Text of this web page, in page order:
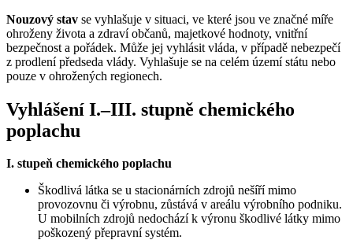
Nouzový stav se vyhlašuje v situaci, ve které jsou ve značné míře
ohroženy života a zdraví občanů, majetkové hodnoty, vnitřní
bezpečnost a pořádek. Může jej vyhlásit vláda, v případě nebezpečí
z prodlení předseda vlády. Vyhlašuje se na celém území státu nebo
pouze v ohrožených regionech.
Vyhlášení I.–III. stupně chemického
poplachu
I. stupeň chemického poplachu
Škodlivá látka se u stacionárních zdrojů nešíří mimo
provozovnu či výrobnu, zůstává v areálu výrobního podniku.
U mobilních zdrojů nedochází k výronu škodlivé látky mimo
poškozený přepravní systém.